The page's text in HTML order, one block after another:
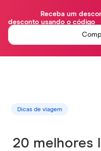
desconto usando o código
Dicas de viagem
20 melhores